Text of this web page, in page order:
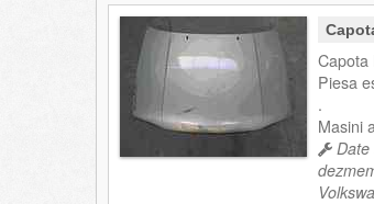
Capota
Piesa
.
Masini
Date